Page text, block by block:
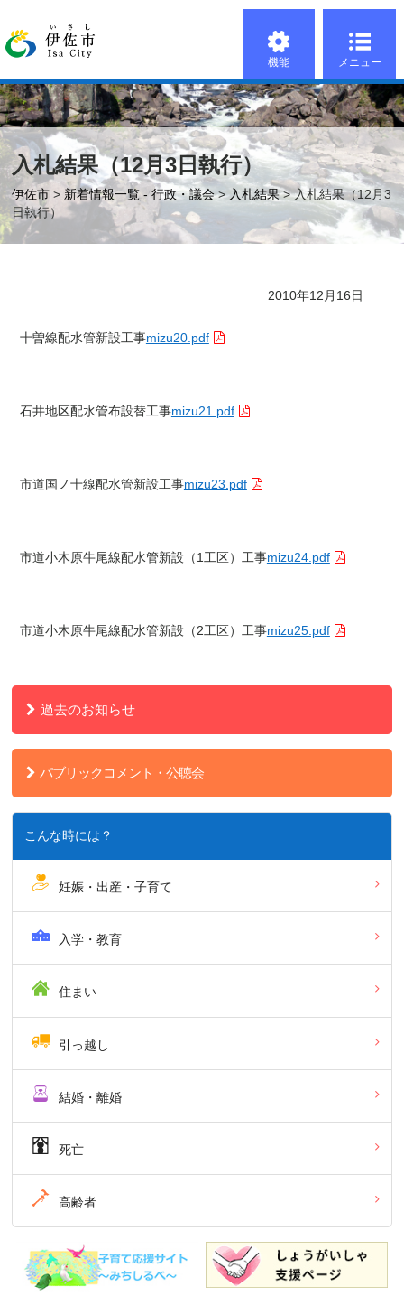
機能 メニュー
入札結果（12月3日執行）
伊佐市 > 新着情報一覧 - 行政・議会>入札結果> 入札結果（12月3
日執行）
2010年12月16日
十曽線配水管新設工事mizu20.pdf
石井地区配水管布設替工事mizu21.pdf
市道国ノ十線配水管新設工事mizu23.pdf
市道小木原牛尾線配水管新設（1工区）工事mizu24.pdf
市道小木原牛尾線配水管新設（2工区）工事mizu25.pdf
過去のお知らせ
パブリックコメント・公聴会
こんな時には？
妊娠・出産・子育て
入学・教育
住まい
引っ越し
結婚・離婚
死亡
高齢者